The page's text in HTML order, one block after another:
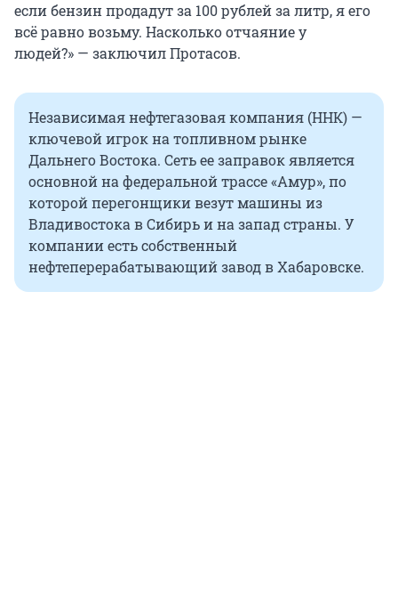
если бензин продадут за 100 рублей за литр, я его
всё равно возьму. Насколько отчаяние у
людей?» — заключил Протасов.
Независимая нефтегазовая компания (ННК) —
ключевой игрок на топливном рынке
Дальнего Востока. Сеть ее заправок является
основной на федеральной трассе «Амур», по
которой перегонщики везут машины из
Владивостока в Сибирь и на запад страны. У
компании есть собственный
нефтеперерабатывающий завод в Хабаровске.